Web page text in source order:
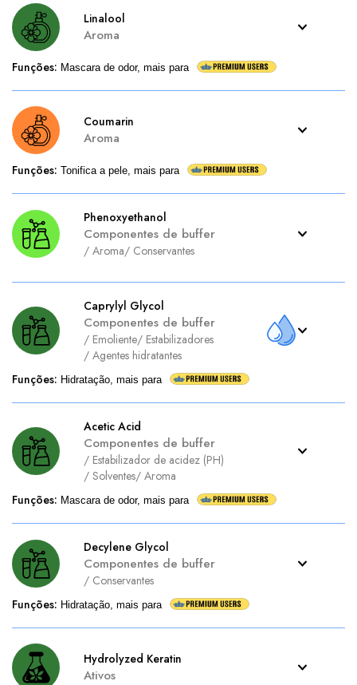
Linalool
Aroma
Funções: Mascara de odor, mais para
Coumarin
Aroma
Funções: Tonifica a pele, mais para
Phenoxyethanol
Componentes de buffer
/ Aroma/ Conservantes
Caprylyl Glycol
Componentes de buffer
/ Emoliente/ Estabilizadores
/ Agentes hidratantes
Funções: Hidratação, mais para
Acetic Acid
Componentes de buffer
/ Estabilizador de acidez (PH)
/ Solventes/ Aroma
Funções: Mascara de odor, mais para
Decylene Glycol
Componentes de buffer
/ Conservantes
Funções: Hidratação, mais para
Hydrolyzed Keratin
Ativos